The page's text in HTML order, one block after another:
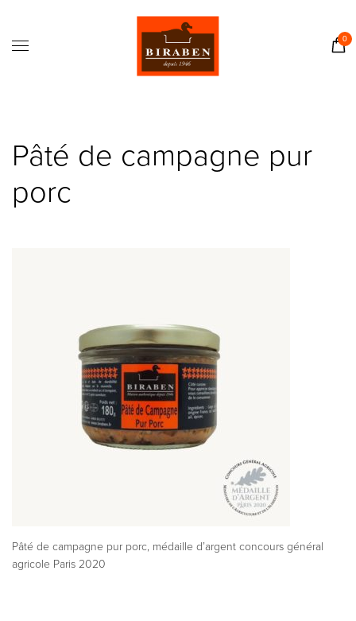
0
Contact
Pâté de campagne pur
porc
Pâté de campagne pur porc, médaille d’argent concours général
agricole Paris 2020